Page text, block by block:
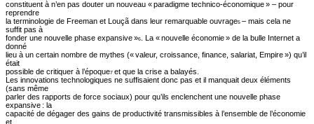
constituent à n’en pas douter un nouveau « paradigme technico-économique » – pour
reprendre
la terminologie de Freeman et Louçã dans leur remarquable ouvrage5 – mais cela ne
suffit pas à
fonder une nouvelle phase expansive »6
. La « nouvelle économie » de la bulle Internet a
donné
lieu à un certain nombre de mythes (« valeur, croissance, finance, salariat, Empire ») qu’il
était
possible de critiquer à l’époque7 et que la crise a balayés.
Les innovations technologiques ne suffisaient donc pas et il manquait deux éléments
(sans même
parler des rapports de force sociaux) pour qu’ils enclenchent une nouvelle phase
expansive : la
capacité de dégager des gains de productivité transmissibles à l’ensemble de l’économie
et